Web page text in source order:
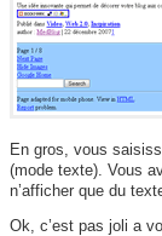
En gros, vous
(mode texte). Vous
n’afficher que du
Ok, c’est pas joli a